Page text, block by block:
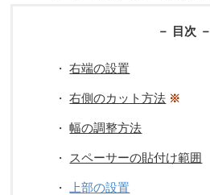
－ 目次 －
・右端の設置
・右側のカット方法 ※
・幅の調整方法
・ スペーサーの貼付け範囲
・ 上部の設置